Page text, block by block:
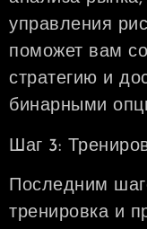
управления
поможет вам
стратегию и
бинарными
Шаг 3:
Последним
тренировка и